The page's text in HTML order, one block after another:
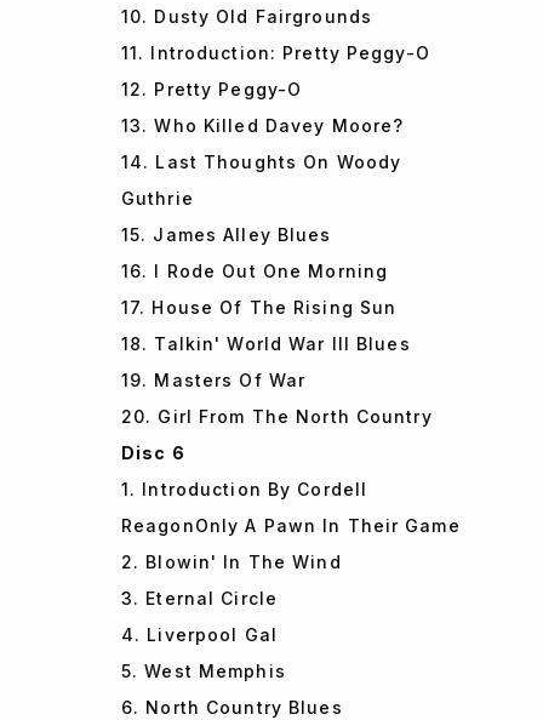
10. Dusty Old Fairgrounds
11. Introduction: Pretty Peggy-O
12. Pretty Peggy-O
13. Who Killed Davey Moore?
14. Last Thoughts On Woody
Guthrie
15. James Alley Blues
16. I Rode Out One Morning
17. House Of The Rising Sun
18. Talkin' World War III Blues
19. Masters Of War
20. Girl From The North Country
Disc 6
1. Introduction By Cordell
ReagonOnly A Pawn In Their Game
2. Blowin' In The Wind
3. Eternal Circle
4. Liverpool Gal
5. West Memphis
6. North Country Blues